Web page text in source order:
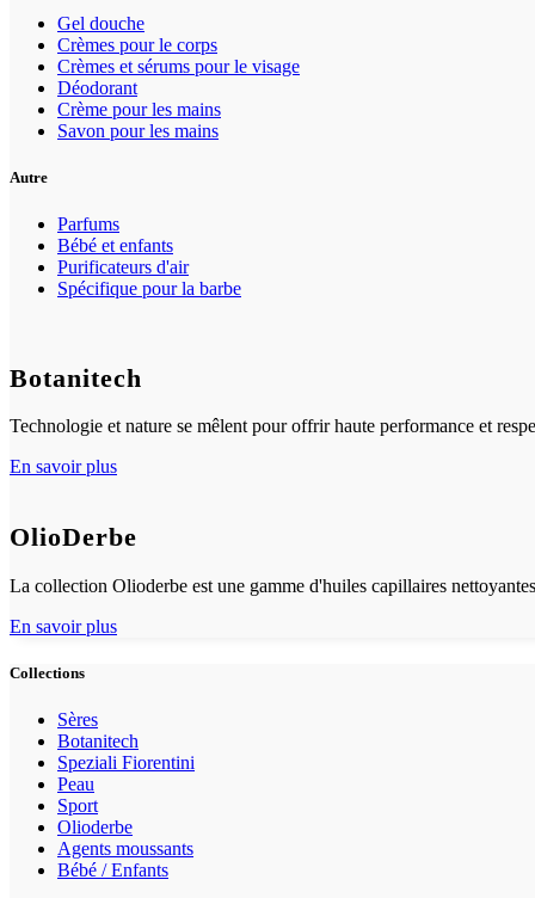
Gel douche
Crèmes pour le corps
Crèmes et sérums pour le visage
Déodorant
Crème pour les mains
Savon pour les mains
Autre
Parfums
Bébé et enfants
Purificateurs d'air
Spécifique pour la barbe
Botanitech
Technologie et nature se mêlent pour offrir haute performance et
En savoir plus
OlioDerbe
La collection Olioderbe est une gamme d'huiles capillaires
En savoir plus
Collections
Sères
Botanitech
Speziali Fiorentini
Peau
Sport
Olioderbe
Agents moussants
Bébé / Enfants